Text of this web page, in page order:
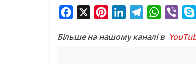
c
n
n
l
W
a
b
Більше на нашому каналі в